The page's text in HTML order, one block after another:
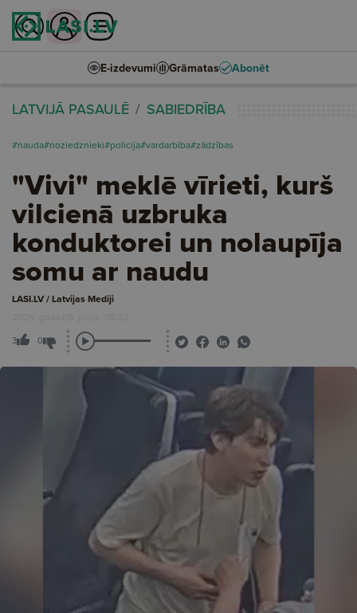
E-izdevumi Grāmatas Abonēt
LATVIJĀ PASAULĒ SABIEDRĪBA
#nauda#noziedznieki#policija#vardarbība#zādzības
"Vivi" meklē vīrieti, kurš
vilcienā uzbruka
konduktorei un nolaupīja
somu ar naudu
LASI.LV / Latvijas Mediji
2026. gada 08. jūnijs, 08:32
3 0